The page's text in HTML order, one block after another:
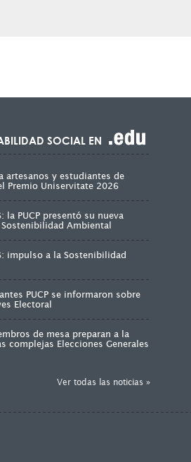
SOCIAL EN
artesanos y estudiantes de
Premio Uniservitate 2026
la PUCP presentó su nueva
Ambiental
impulso a la Sostenibilidad
PUCP se informaron sobre
Electoral
de mesa preparan a la
complejas Elecciones Generales
Ver todas las noticias »